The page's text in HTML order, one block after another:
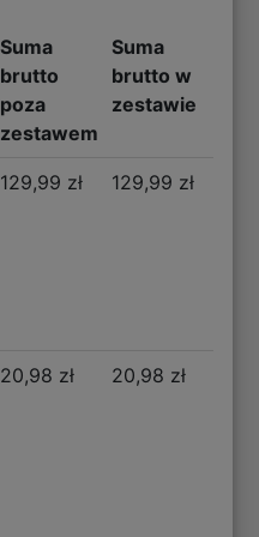
Suma
brutto
poza
zestawem
Suma
brutto w
zestawie
129,99 zł 129,99 zł
20,98 zł 20,98 zł